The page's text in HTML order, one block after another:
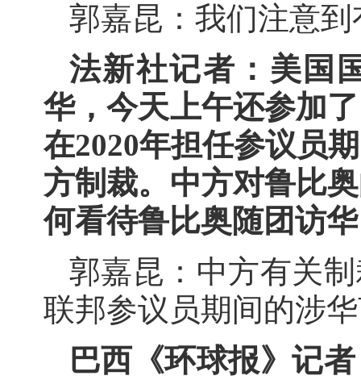
郭嘉昆：我们注意
法新社记者：美国
华，今天上午还参加
在2020年担任参议员
方制裁。中方对鲁比
何看待鲁比奥随团访
郭嘉昆：中方有关
联邦参议员期间的涉
巴西《环球报》记